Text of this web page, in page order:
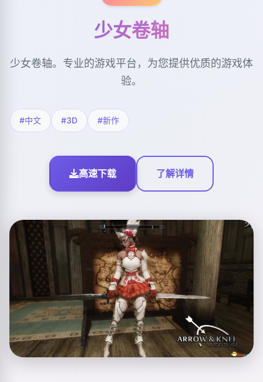
少女卷轴
少女卷轴。专业的游戏平台，为您提供优质的游戏体
验。
#中文 #3D #新作
高速下载 了解详情